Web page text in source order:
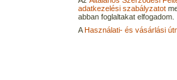
adatkezelési szabályzatot
abban foglaltakat elfogadom.
AHasználati- és vásárlási